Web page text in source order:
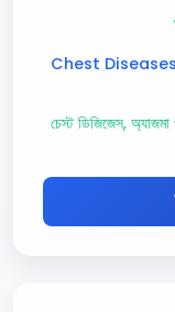
Chest
চেস্ট ডিজিজেস,